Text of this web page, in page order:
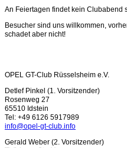
An Feiertagen findet kein Clubabend
Besucher sind uns willkommen,
schadet aber nicht!
OPEL GT-Club Rüsselsheim e.V.
Detlef Pinkel (1. Vorsitzender)
Rosenweg 27
65510 Idstein
Tel: +49 6126 5917989
info@opel-gt-club.info
Gerald Weber (2. Vorsitzender)